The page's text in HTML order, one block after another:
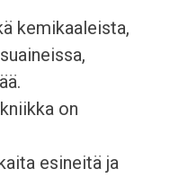
kemikaaleista,
on
esineitä ja